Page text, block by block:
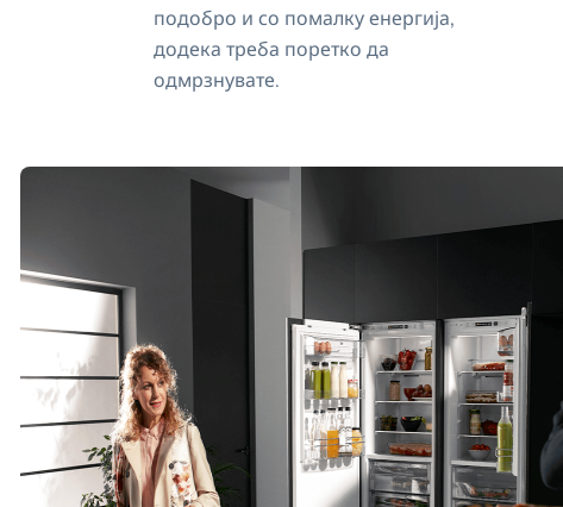
подобро и со помалку енергија,
додека треба поретко да
одмрзнувате.